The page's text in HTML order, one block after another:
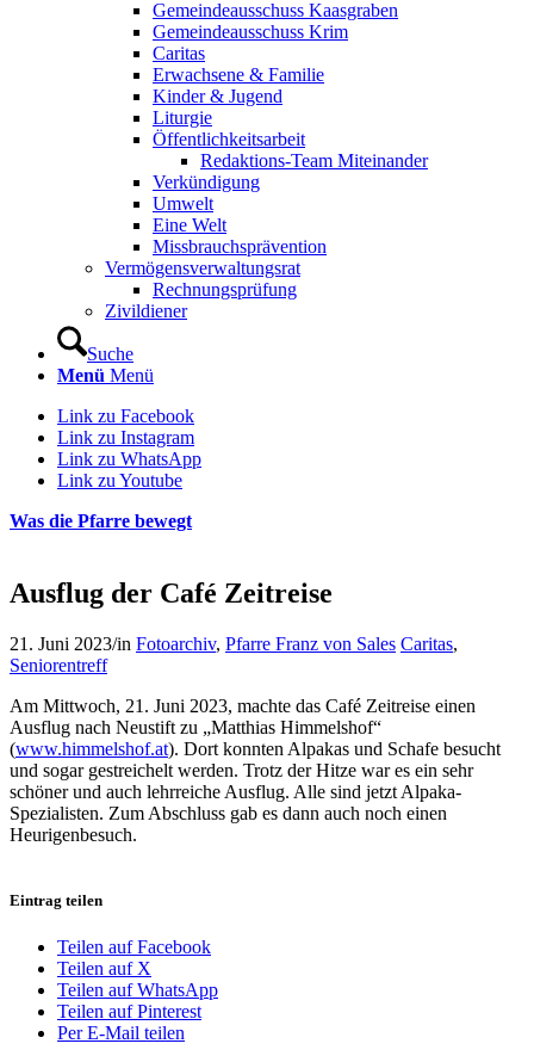
Gemeindeausschuss Kaasgraben
Gemeindeausschuss Krim
Caritas
Erwachsene & Familie
Kinder & Jugend
Liturgie
Öffentlichkeitsarbeit
Redaktions-Team Miteinander
Verkündigung
Umwelt
Eine Welt
Missbrauchsprävention
Vermögensverwaltungsrat
Rechnungsprüfung
Zivildiener
Suche
Menü Menü
Link zu Facebook
Link zu Instagram
Link zu WhatsApp
Link zu Youtube
Was die Pfarre bewegt
Ausflug der Café Zeitreise
21. Juni 2023/in Fotoarchiv, Pfarre Franz von Sales Caritas,
Seniorentreff
Am Mittwoch, 21. Juni 2023, machte das Café Zeitreise einen
Ausflug nach Neustift zu „Matthias Himmelshof“
(www.himmelshof.at). Dort konnten Alpakas und Schafe besucht
und sogar gestreichelt werden. Trotz der Hitze war es ein sehr
schöner und auch lehrreiche Ausflug. Alle sind jetzt Alpaka-
Spezialisten. Zum Abschluss gab es dann auch noch einen
Heurigenbesuch.
Eintrag teilen
Teilen auf Facebook
Teilen auf X
Teilen auf WhatsApp
Teilen auf Pinterest
Per E-Mail teilen